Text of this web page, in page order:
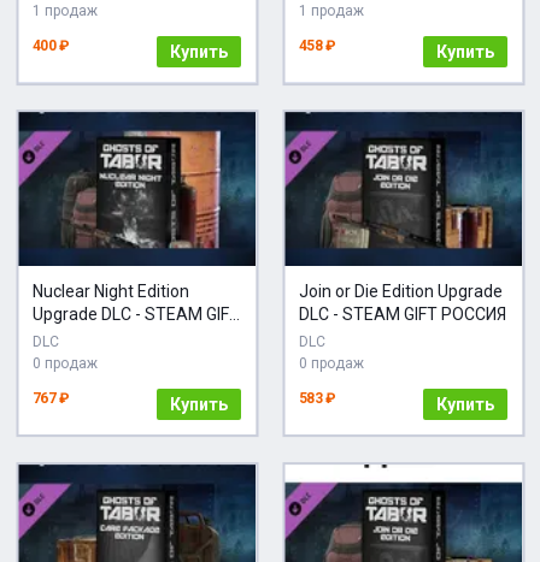
1 продаж
400 ₽ Купить
1 продаж
458 ₽ Купить
Nuclear Night Edition
Upgrade DLC - STEAM GIFT
РОССИЯ
DLC
0 продаж
767 ₽ Купить
Join or Die Edition Upgrade
DLC - STEAM GIFT РОССИЯ
DLC
0 продаж
583 ₽ Купить